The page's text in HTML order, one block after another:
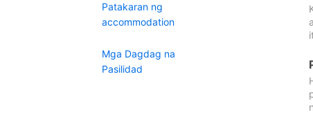
Patakaran ng
accommodation
Mga Dagdag na
Pasilidad